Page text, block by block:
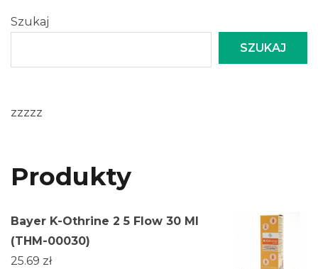
Szukaj
SZUKAJ
zzzzz
Produkty
Bayer K-Othrine 2 5 Flow 30 Ml
(THM-00030)
25.69 zł